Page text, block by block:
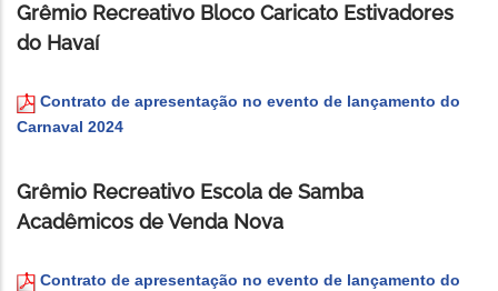
Grêmio Recreativo Bloco Caricato Estivadores
do Havaí
Contrato de apresentação no evento de lançamento do
Carnaval 2024
Grêmio Recreativo Escola de Samba
Acadêmicos de Venda Nova
Contrato de apresentação no evento de lançamento do